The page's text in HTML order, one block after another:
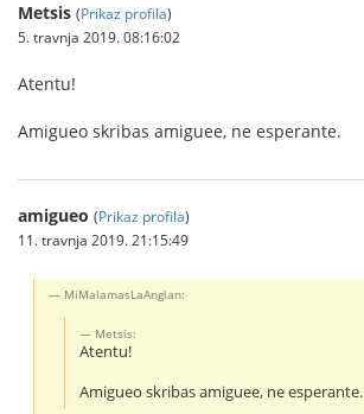
Metsis (Prikaz profila)
5. travnja 2019. 08:16:02
Atentu!
Amigueo skribas amiguee, ne esperante.
amigueo (Prikaz profila)
11. travnja 2019. 21:15:49
MiMalamasLaAnglan:
Metsis:
Atentu!
Amigueo skribas amiguee, ne esperante.